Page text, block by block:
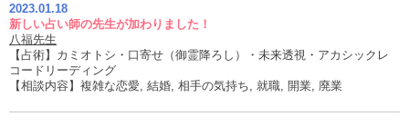
2023.01.18
新しい占い師の先生が加わりました！
八福先生
【占術】カミオトシ・口寄せ（御霊降ろし）・未来透視・アカシックレ
コードリーディング
【相談内容】複雑な恋愛, 結婚, 相手の気持ち, 就職, 開業, 廃業